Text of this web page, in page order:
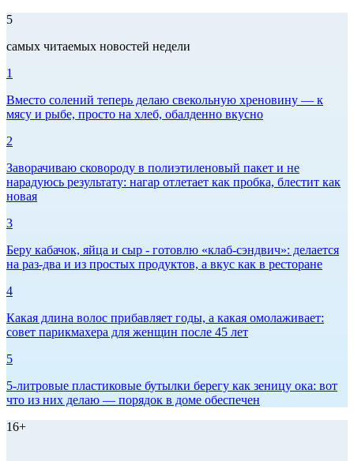
5
самых читаемых новостей недели
1
Вместо солений теперь делаю свекольную хреновину — к
мясу и рыбе, просто на хлеб, обалденно вкусно
2
Заворачиваю сковороду в полиэтиленовый пакет и не
нарадуюсь результату: нагар отлетает как пробка, блестит как
новая
3
Беру кабачок, яйца и сыр - готовлю «клаб-сэндвич»: делается
на раз-два и из простых продуктов, а вкус как в ресторане
4
Какая длина волос прибавляет годы, а какая омолаживает:
совет парикмахера для женщин после 45 лет
5
5-литровые пластиковые бутылки берегу как зеницу ока: вот
что из них делаю — порядок в доме обеспечен
16+